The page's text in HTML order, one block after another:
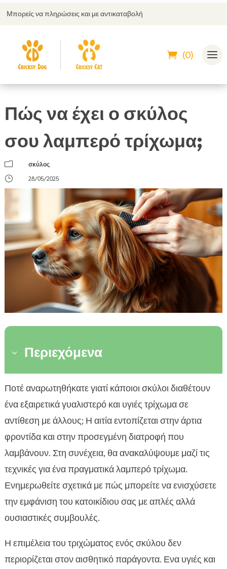
και με αντικαταβολή
(0)
Πώς να έχει ο σκύλος
σου λαμπερό τρίχωμα;
m
σκύλος
}
28/05/2025
3 Περιεχόμενα
 Σημασία της καλής διατροφής
 Συμβουλές για την περιποίηση του τριχώματος
 Η σημασία της άσκησης
 Χρήση των σωστών προϊόντων
 Φυσικά έλαια και η επίδρασή τους
 Ποιοτικά τροφές από την CricksyDog
Υποαλλεργικές λύσεις τροφής
Χρήση κατάλληλης σαμπουάν και βάλσαμου
Το καθημερινό βούρτσισμα
 Οι εκπαιδευτικές ασκήσεις
 Πώς να έχει ο σκύλος λαμπερό τρίχωμα
Ποτέ αναρωτηθήκατε γιατί κάποιοι σκύλοι διαθέτουν
ένα εξαιρετικά γυαλιστερό και υγιές τρίχωμα σε
αντίθεση με άλλους; Η αιτία εντοπίζεται στην άρτια
φροντίδα και στην προσεγμένη διατροφή που
λαμβάνουν. Στη συνέχεια, θα ανακαλύψουμε μαζί τις
τεχνικές για ένα πραγματικά λαμπερό τρίχωμα.
Ενημερωθείτε σχετικά με πώς μπορείτε να ενισχύσετε
την εμφάνιση του κατοικίδιου σας με απλές αλλά
ουσιαστικές συμβουλές.
Η επιμέλεια του τριχώματος ενός σκύλου δεν
περιορίζεται στον αισθητικό παράγοντα. Ενα υγιές και